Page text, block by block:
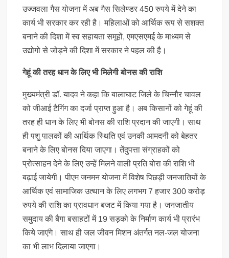
उज्जवला गैस योजना में अब गैस सिलेण्डर 450 रुपये में देने का
कार्य भी सरकार कर रही है। महिलाओं को आर्थिक रूप से सशक्त
बनाने की दिशा में स्व सहायता समूहों, एमएसएमई के माध्यम से
उद्योगो से जोड़ने की दिशा में सरकार ने पहल की है।
गेहूं की तरह धान के लिए भी मिलेगी बोनस की राशि
मुख्यमंत्री डॉ. यादव ने कहा कि बालाघाट जिले के चिन्नौर चावल
को जीआई टैगिंग का दर्जा प्राप्त हुआ है। अब किसानों को गेहूं की
तरह ही धान के लिए भी बोनस की राशि प्रदान की जाएगी। साथ
ही पशु पालकों की आर्थिक स्थिति एवं उनकी आमदनी को बेहतर
बनाने के लिए बोनस दिया जाएगा। तेंदुपत्ता संग्राहकों को
प्रोत्साहन देने के लिए उन्हें मिलने वाली प्रति बोरा की राशि भी
बढ़ाई जायेगी। पीएम जनमन योजना में विशेष पिछड़ी जनजातियों के
आर्थिक एवं सामाजिक उत्थान के लिए लगभग 7 हजार 300 करोड़
रुपये की राशि का प्रावधान बजट में किया गया है। जनजातीय
समुदाय की बैगा बसाहटों में 19 सड़को के निर्माण कार्य भी प्रारंभ
किये जाएंगे। साथ ही जल जीवन मिशन अंतर्गत नल-जल योजना
का भी लाभ दिलाया जाएगा।